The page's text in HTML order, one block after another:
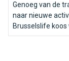
Genoeg van de
naar nieuwe
Brusselslife koos